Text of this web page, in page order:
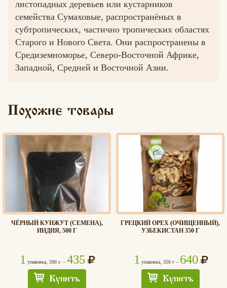
Едлин
Вконтакте
Max
листопадных деревьев или кустарников
семейства Сумаховые, распространёных в
субтропических, частично тропических областях
Старого и Нового Света. Они распространены в
Средиземноморье, Северо-Восточной Африке,
Западной, Средней и Восточной Азии.
Похожие товары
ЧЁРНЫЙ КУНЖУТ (СЕМЕНА),
ИНДИЯ, 500 Г
1 упаковка, 500 г. – 435
Купить
ГРЕЦКИЙ ОРЕХ (ОЧИЩЕННЫЙ),
УЗБЕКИСТАН 350 Г
1 упаковка, 350 г – 640
Купить